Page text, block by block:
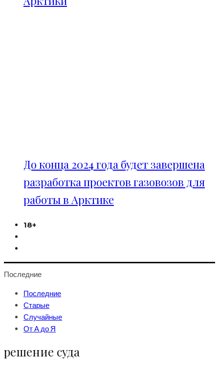
До конца 2024 года будет завершена
разработка проектов газовозов для
работы в Арктике
18+
Последние
Последние
Старые
Случайные
От А до Я
решение суда